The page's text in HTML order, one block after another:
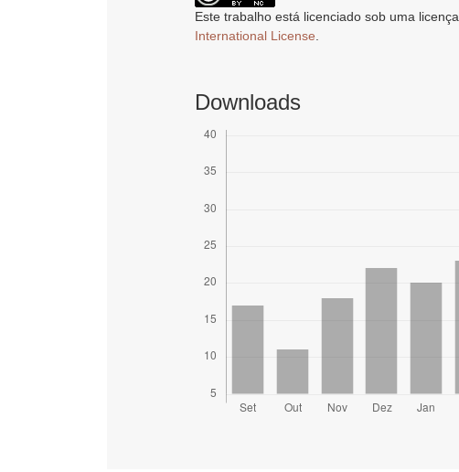
Este trabalho está licenciado sob uma licença
International License
Downloads